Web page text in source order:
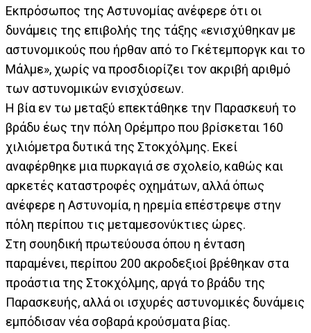
Εκπρόσωπος της Αστυνομίας ανέφερε ότι οι
δυνάμεις της επιβολής της τάξης «ενισχύθηκαν με
αστυνομικούς που ήρθαν από το Γκέτεμποργκ και το
Μάλμε», χωρίς να προσδιορίζει τον ακριβή αριθμό
των αστυνομικών ενισχύσεων.
Η βία εν τω μεταξύ επεκτάθηκε την Παρασκευή το
βράδυ έως την πόλη Ορέμπρο που βρίσκεται 160
χιλιόμετρα δυτικά της Στοκχόλμης. Εκεί
αναφέρθηκε μια πυρκαγιά σε σχολείο, καθώς και
αρκετές καταστροφές οχημάτων, αλλά όπως
ανέφερε η Αστυνομία, η ηρεμία επέστρεψε στην
πόλη περίπου τις μεταμεσονύκτιες ώρες.
Στη σουηδική πρωτεύουσα όπου η ένταση
παραμένει, περίπου 200 ακροδεξιοί βρέθηκαν στα
προάστια της Στοκχόλμης, αργά το βράδυ της
Παρασκευής, αλλά οι ισχυρές αστυνομικές δυνάμεις
εμπόδισαν νέα σοβαρά κρούσματα βίας.